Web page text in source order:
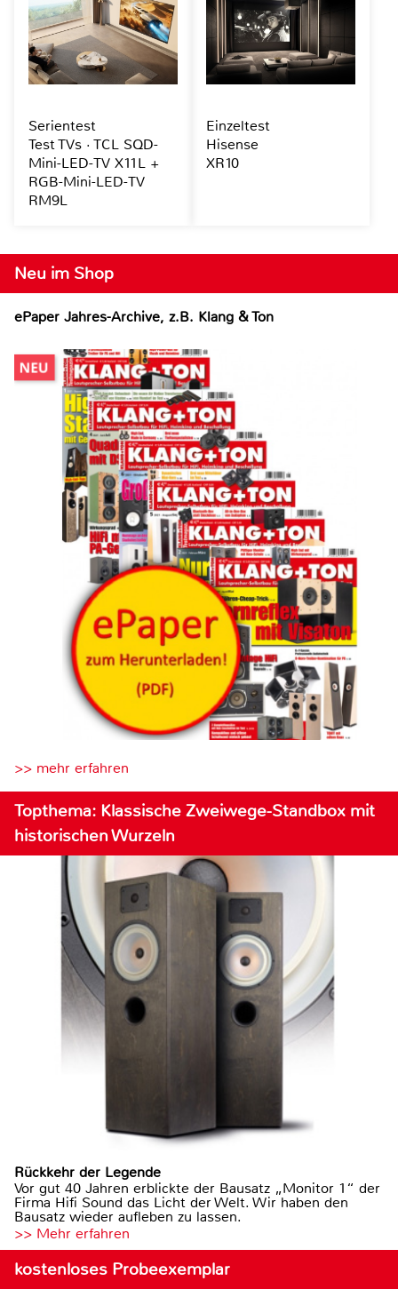
Neu im Shop
ePaper Jahres-Archive, z.B. Klang & Ton
>> mehr erfahren
Topthema: Klassische Zweiwege-Standbox mit
historischen Wurzeln
Rückkehr der Legende
Vor gut 40 Jahren erblickte der Bausatz „Monitor 1“ der
Firma Hifi Sound das Licht der Welt. Wir haben den
Bausatz wieder aufleben zu lassen.
>> Mehr erfahren
kostenloses Probeexemplar
Serientest
Test TVs · TCL SQD-
Mini-LED-TV X11L +
RGB-Mini-LED-TV
RM9L
Einzeltest
Hisense
XR10